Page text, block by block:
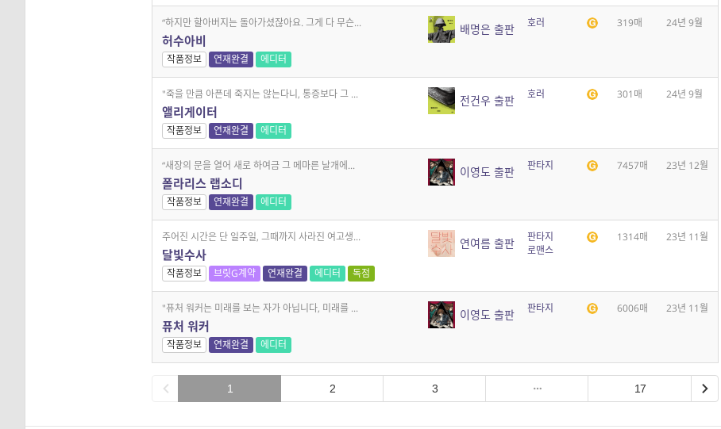
“하지만 할아버지는 돌아가셨잖아요. 그게 다 무슨...
허수아비
작품정보 연재완결 에디터
배명은 출판 호러 319매 24년 9월
"죽을 만큼 아픈데 죽지는 않는다니, 통증보다 그 ...
앨리게이터
작품정보 연재완결 에디터
전건우 출판 호러 301매 24년 9월
“새장의 문을 열어 새로 하여금 그 메마른 날개에...
폴라리스 랩소디
작품정보 연재완결 에디터
이영도 출판 판타지 7457매 23년 12월
주어진 시간은 단 일주일, 그때까지 사라진 여고생...
달빛수사
작품정보 브릿G계약 연재완결 에디터 독점
연여름 출판
판타지
로맨스
1314매 23년 11월
"퓨처 워커는 미래를 보는 자가 아닙니다, 미래를 ...
퓨처 워커
작품정보 연재완결 에디터
이영도 출판 판타지 6006매 23년 11월
1 2 3 17